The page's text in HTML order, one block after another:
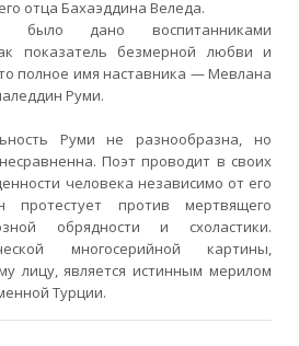
отца Бахаэддина Веледа.
было дано воспитанниками
показатель безмерной любви и
полное имя наставника — Мевлана
Руми.
Руми не разнообразна, но
Поэт проводит в своих
человека независимо от его
протестует против мертвящего
обрядности и схоластики.
многосерийной картины,
лицу, является истинным мерилом
Турции.